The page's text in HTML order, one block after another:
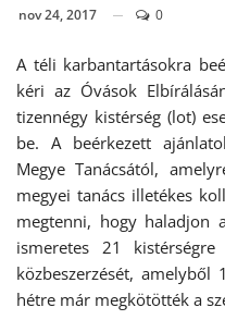
nov 24, 2017 0
A téli karbantartásokra
kéri az Óvások
tizennégy kistérség (lot)
be. A beérkezett
Megye Tanácsától,
megyei tanács illetékes
megtenni, hogy haladjon
ismeretes 21
közbeszerzését,
hétre már megkötötték a